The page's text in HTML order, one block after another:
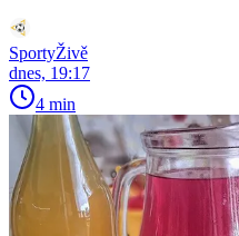
SportyŽivě
dnes, 19:17
4 min